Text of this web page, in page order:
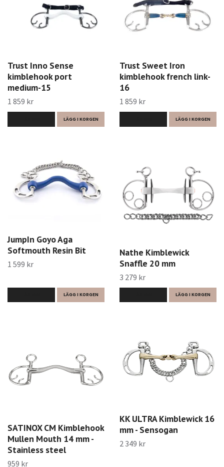
Trust Inno Sense
kimblehook port
medium-15
1 859 kr
LÄGG I KORGEN
Trust Sweet Iron
kimblehook french link-
16
1 859 kr
LÄGG I KORGEN
JumpIn Goyo Aga
Softmouth Resin Bit
1 599 kr
LÄGG I KORGEN
Nathe Kimblewick
Snaffle 20 mm
3 279 kr
LÄGG I KORGEN
SATINOX CM Kimblehook
Mullen Mouth 14 mm -
Stainless steel
959 kr
KK ULTRA Kimblewick 16
mm - Sensogan
2 349 kr